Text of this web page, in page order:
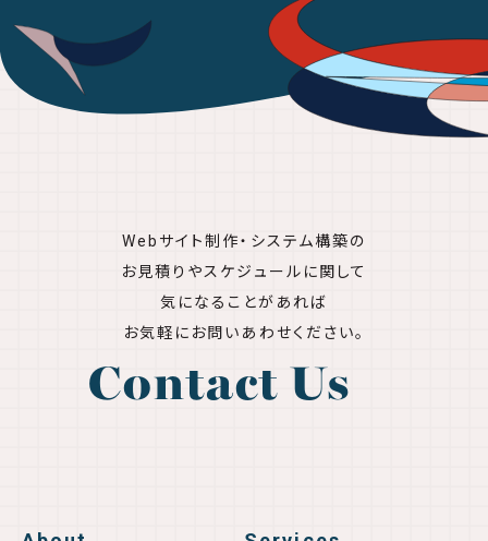
Webサイト制作・システム構築の
お見積りやスケジュールに関して
気になることがあれば
お気軽にお問いあわせください。
Contact Us